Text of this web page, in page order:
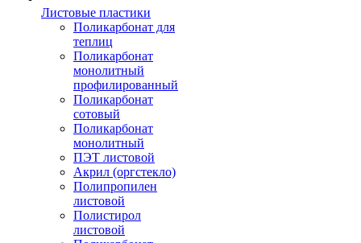
Листовые пластики
Поликарбонат для
теплиц
Поликарбонат
монолитный
профилированный
Поликарбонат
сотовый
Поликарбонат
монолитный
ПЭТ листовой
Акрил (оргстекло)
Полипропилен
листовой
Полистирол
листовой